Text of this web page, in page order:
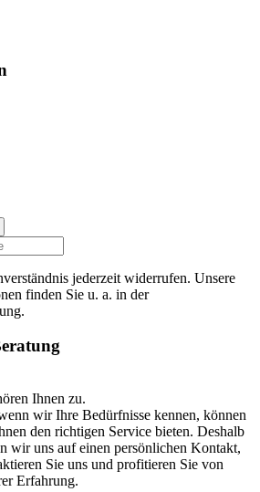
jederzeit widerrufen. Unsere
finden Sie u. a. in der
Ihnen zu.
wir Ihre Bedürfnisse kennen, können
den richtigen Service bieten. Deshalb
wir uns auf einen persönlichen Kontakt,
Sie uns und profitieren Sie von
Erfahrung.